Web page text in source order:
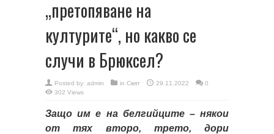
„претопяване на
културите“, но какво се
случи в Брюксел?
Posted by: admin in Свят 29.11.2022
0
302 Views
Защо им е на белгийците – някои
от тях второ, трето, дори